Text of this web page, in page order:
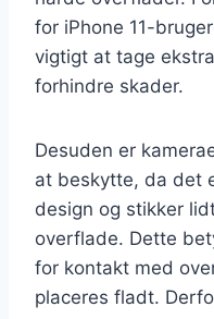
for iPhone 11-
vigtigt at tage
forhindre skader.
Desuden er
at beskytte, da det
design og stikker
overflade. Dette
for kontakt med
placeres fladt.